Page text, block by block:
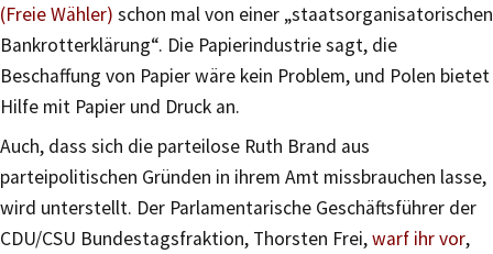
(Freie Wähler) schon mal von einer „staatsorganisatorischen
Bankrotterklärung“. Die Papierindustrie sagt, die
Beschaffung von Papier wäre kein Problem, und Polen bietet
Hilfe mit Papier und Druck an.
Auch, dass sich die parteilose Ruth Brand aus
parteipolitischen Gründen in ihrem Amt missbrauchen lasse,
wird unterstellt. Der Parlamentarische Geschäftsführer der
CDU/CSU Bundestagsfraktion, Thorsten Frei,warf ihr vor,